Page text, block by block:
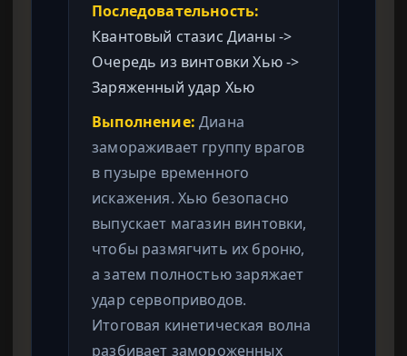
Последовательность:
Квантовый стазис Дианы ->
Очередь из винтовки Хью ->
Заряженный удар Хью
Выполнение: Диана
замораживает группу врагов
в пузыре временного
искажения. Хью безопасно
выпускает магазин винтовки,
чтобы размягчить их броню,
а затем полностью заряжает
удар сервоприводов.
Итоговая кинетическая волна
разбивает замороженных